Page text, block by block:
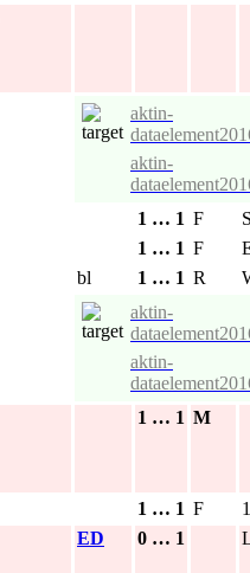
aktin-
aktin-
1 … 1 F
1 … 1 F
bl 1 … 1 R
aktin-
aktin-
1 … 1 M
1 … 1 F
ED 0 … 1